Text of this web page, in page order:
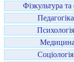
Фізкультура